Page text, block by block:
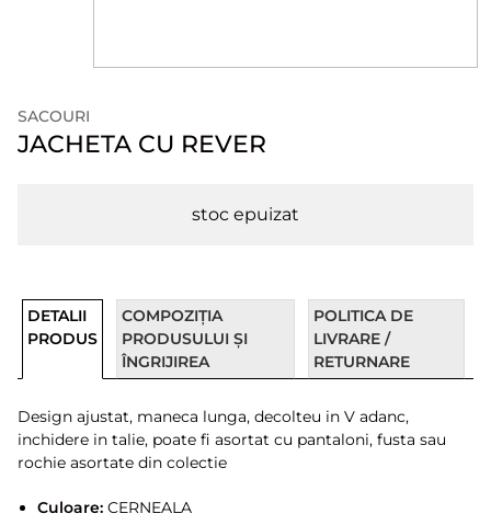
SACOURI
JACHETA CU REVER
stoc epuizat
DETALII
PRODUS
COMPOZIȚIA
PRODUSULUI ȘI
ÎNGRIJIREA
POLITICA DE
LIVRARE /
RETURNARE
Design ajustat, maneca lunga, decolteu in V adanc,
inchidere in talie, poate fi asortat cu pantaloni, fusta sau
rochie asortate din colectie
Culoare:CERNEALA